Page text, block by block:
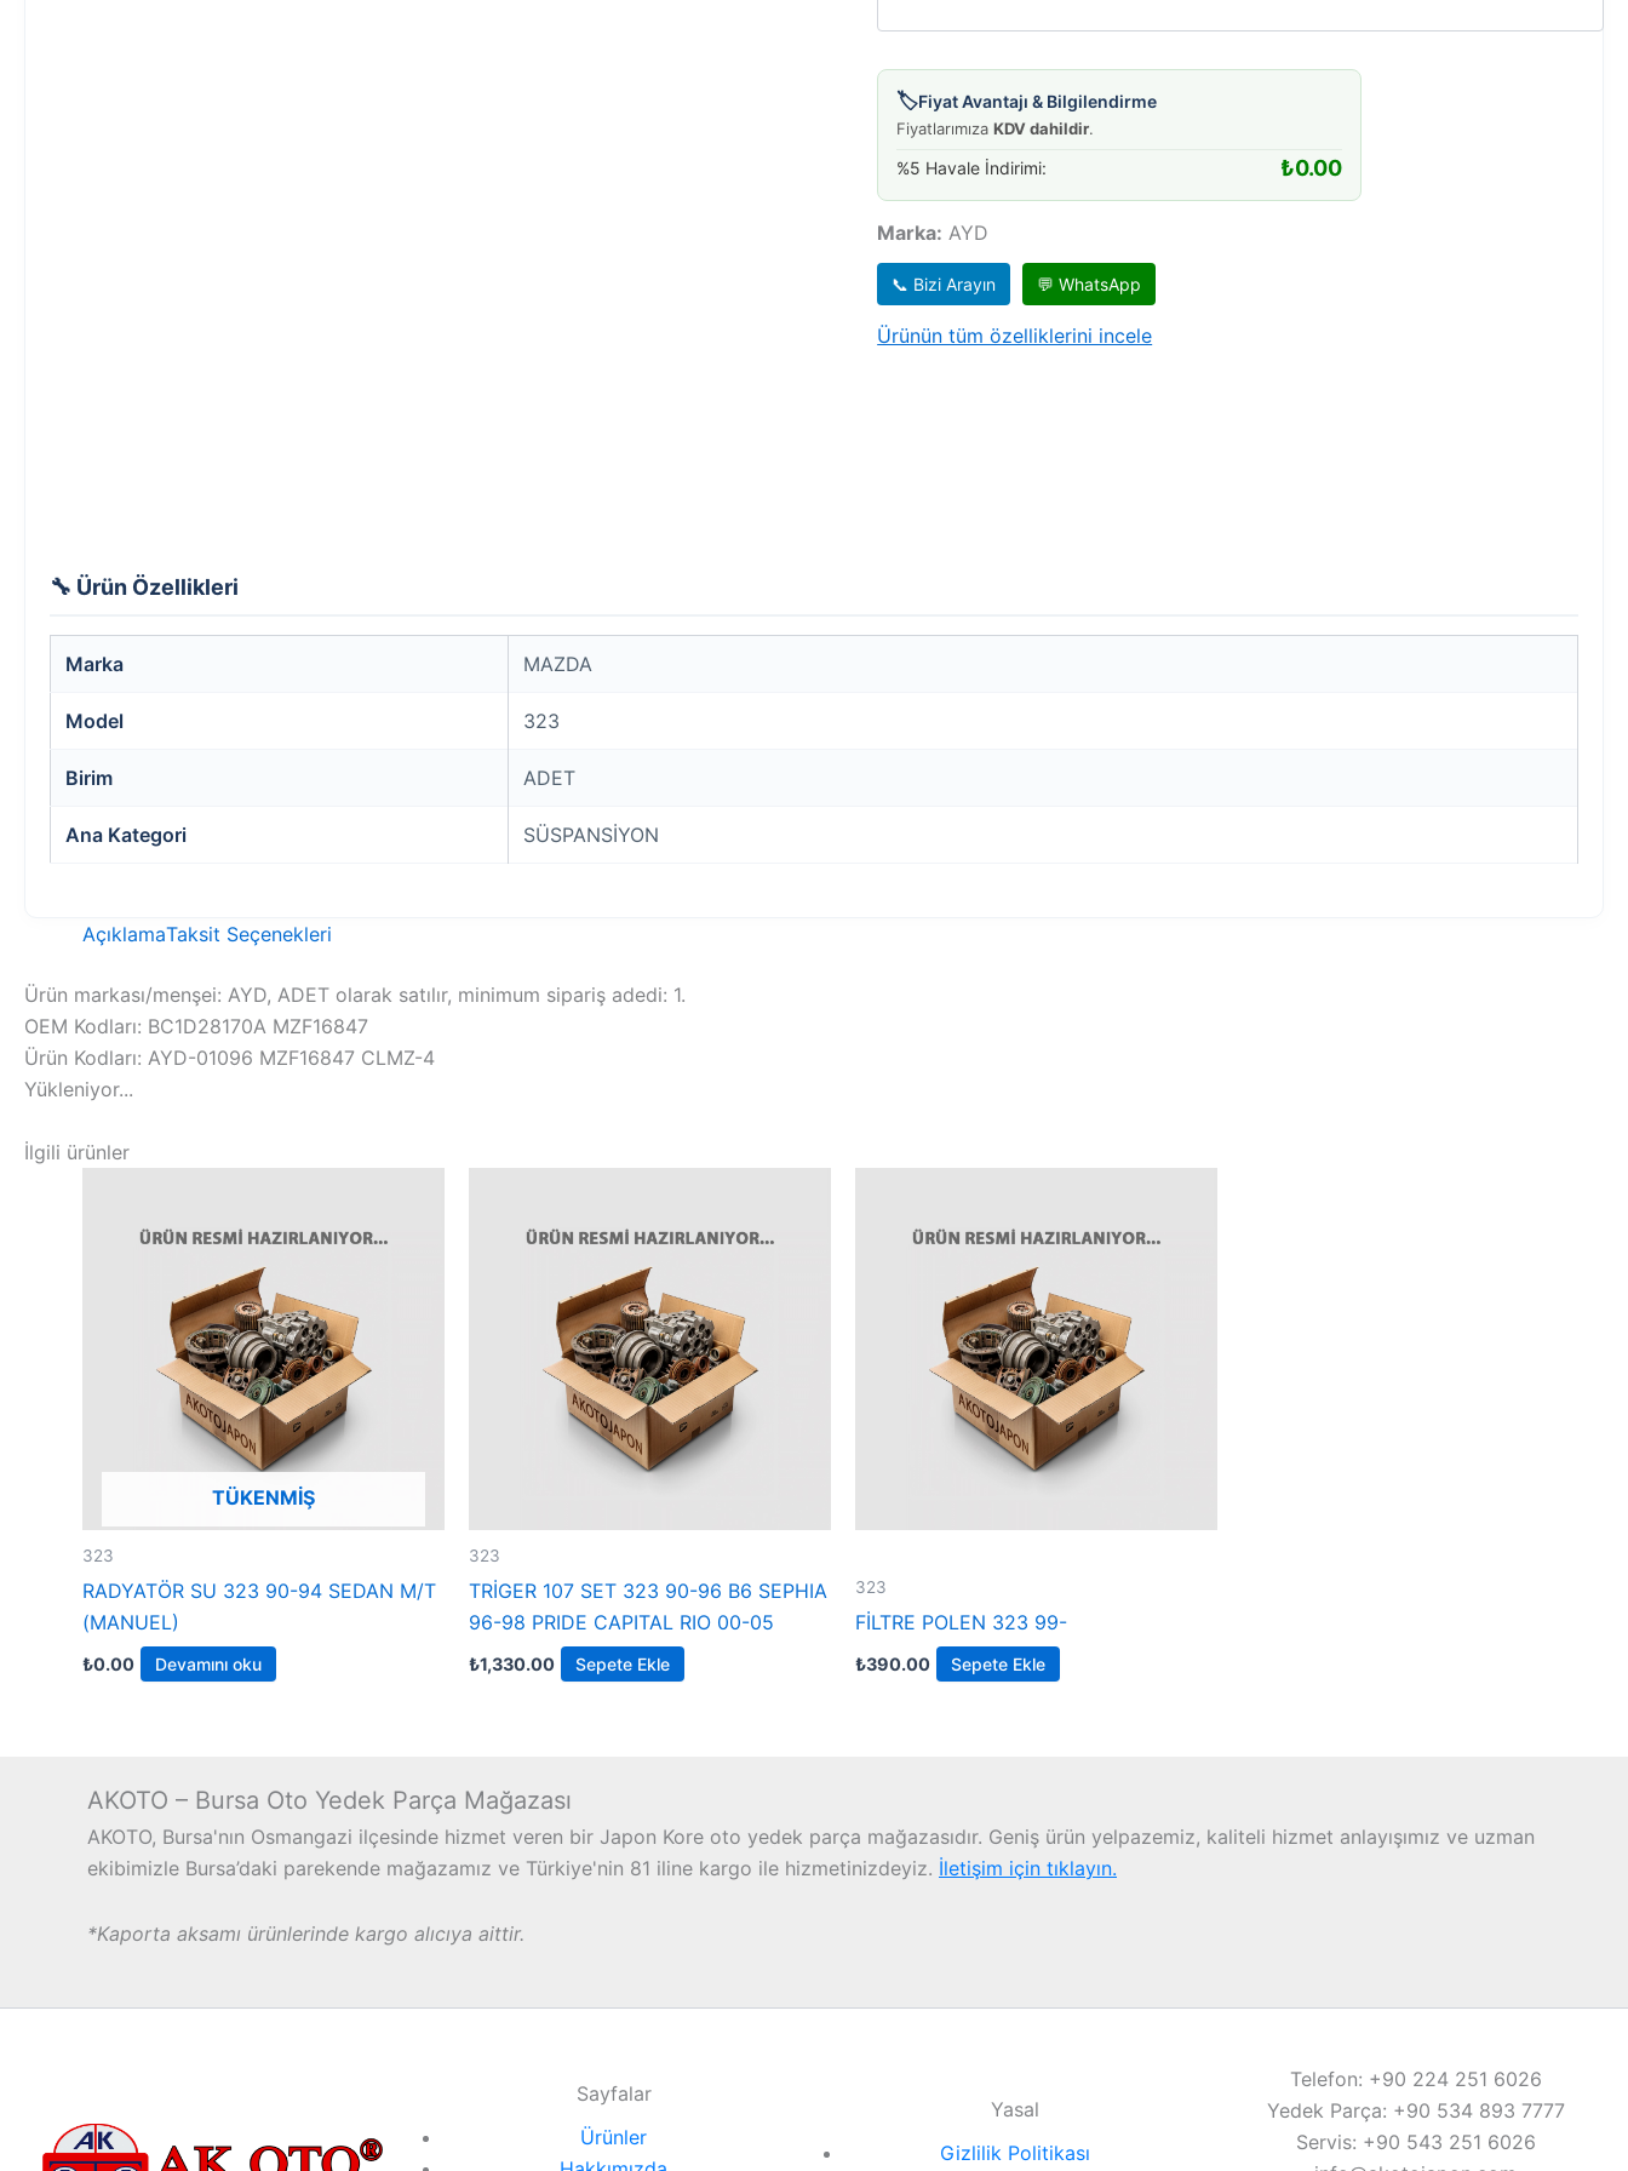
🏷️Fiyat Avantajı & Bilgilendirme
FiyatlarımızaKDV dahildir.
%5 Havale İndirimi: ₺0.00
Marka: AYD
📞 Bizi Arayın 💬 WhatsApp
Ürünün tüm özelliklerini incele
🔧 Ürün Özellikleri
Marka MAZDA
Model 323
Birim ADET
Ana Kategori SÜSPANSİYON
AçıklamaTaksit Seçenekleri
Ürün markası/menşei: AYD, ADET olarak satılır, minimum sipariş adedi: 1.
OEM Kodları: BC1D28170A MZF16847
Ürün Kodları: AYD-01096 MZF16847 CLMZ-4
Yükleniyor...
İlgili ürünler
TÜKENMIŞ
323
RADYATÖR SU 323 90-94 SEDAN M/T
(MANUEL)
₺0.00 Devamını oku
323
TRİGER 107 SET 323 90-96 B6 SEPHIA
96-98 PRIDE CAPITAL RIO 00-05
₺1,330.00 Sepete Ekle
323
FİLTRE POLEN 323 99-
₺390.00 Sepete Ekle
AKOTO – Bursa Oto Yedek Parça Mağazası
AKOTO, Bursa'nın Osmangazi ilçesinde hizmet veren bir Japon Kore oto yedek parça mağazasıdır. Geniş ürün yelpazemiz, kaliteli hizmet anlayışımız ve uzman
ekibimizle Bursa’daki parekende mağazamız ve Türkiye'nin 81 iline kargo ile hizmetinizdeyiz. İletişim için tıklayın.
*Kaporta aksamı ürünlerinde kargo alıcıya aittir.
Sayfalar
Ürünler
Yasal
Gizlilik Politikası
Telefon: +90 224 251 6026
Yedek Parça: +90 534 893 7777
Servis: +90 543 251 6026